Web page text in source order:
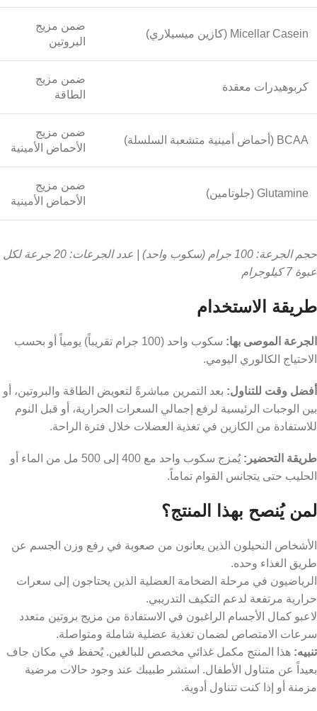
Micellar Casein (كازين ميسيلاري)
ضمن مزيج
البروتين
كربوهيدرات معقدة
ضمن مزيج
الطاقة
BCAA (أحماض أمينية متشعبة السلسلة)
ضمن مزيج
الأحماض الأمينية
Glutamine (جلوتامين)
ضمن مزيج
الأحماض الأمينية
حجم الجرعة: 100 جرام (سكوب واحد) | عدد الجرعات: 20 جرعة لكل
عبوة 7 كيلوجرام
طريقة الاستخدام
الجرعة الموصى بها:
سكوب واحد (100 جرام تقريباً) يومياً أو بحسب
الاحتياج الكالوري اليومي.
أفضل وقت للتناول: بعد التمرين مباشرةً لتعويض الطاقة والبروتين، أو
بين الوجبات الرئيسية لرفع إجمالي السعرات الحرارية، أو قبل النوم
للاستفادة من الكازين في تغذية العضلات خلال فترة الراحة.
طريقة التحضير:
يُمزج سكوب واحد مع 400 إلى 500 مل من الماء أو
الحليب حتى يتجانس القوام تماماً.
لمن يُنصح بهذا المنتج؟
الأشخاص النحيلون الذين يعانون من صعوبة في رفع وزن الجسم عن
طريق الغذاء وحده.
الرياضيون في مرحلة الضخامة العضلية الذين يحتاجون إلى سعرات
حرارية مرتفعة لدعم التكيف التدريبي.
لاعبو كمال الأجسام الراغبون في الاستفادة من مزيج بروتين متعدد
سرعات الامتصاص لضمان تغذية عضلية شاملة ومتواصلة.
تنبيه: هذا المنتج مكمل غذائي مخصص للبالغين. يُحفظ في مكان جاف
بعيداً عن متناول الأطفال. استشر طبيبك عند وجود حالات مرضية
مزمنة أو إذا كنت تتناول أدوية.